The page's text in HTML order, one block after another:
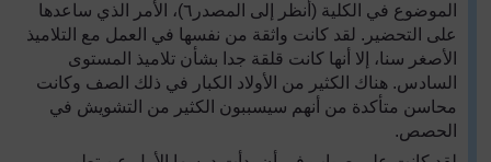
الموضوع في الكلية (أنظر إلى المصدر٦)، الأمر الذي ساعدها
على التحضير. لقد كانت واثقة من نفسها في العمل مع التلاميذ
الأصغر سنا، إلا أنها كانت قلقة جدا بشأن تلاميذ المستوى
السادس. هناك الكثير من الأولاد الكبار في ذلك الصف وكانت
محاسن متأكدة من أنهم سيسببون الكثير من التشويش في
الحصص.